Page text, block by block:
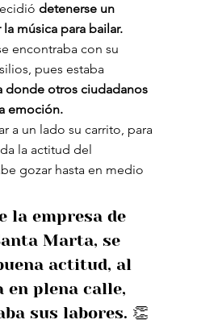
detenerse un
música para bailar.
encontraba con su
pues estaba
donde otros ciudadanos
emoción.
a un lado su carrito, para
la actitud del
gozar hasta en medio
la empresa de
Marta, se
actitud, al
en plena calle,
sus labores. 👏